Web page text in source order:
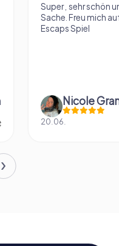
, sehr schön und eine tolle
Freu mich aufs nächste
Spiel
Nicole Grandt